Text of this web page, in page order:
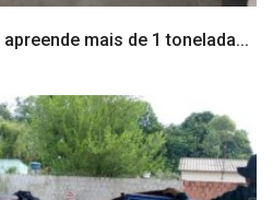
mais de 1 tonelada...